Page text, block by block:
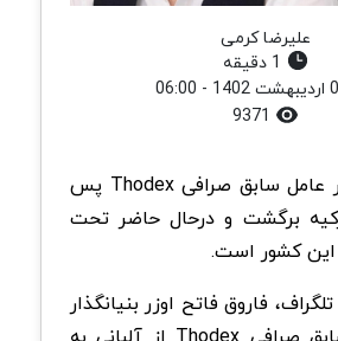
علیرضا کرمی
بنیانگذار و مدیر عامل سابق صرافی Thodex پس
برگشت و درحال حاضر تحت
کشور است.
فاروق فاتح اوزر بنیانگذار